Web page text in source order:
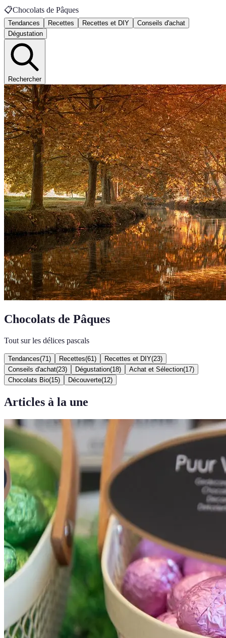
📋Chocolats de Pâques
Tendances Recettes Recettes et DIY
Conseils d'achat
Dégustation
Rechercher
Chocolats de Pâques
Tout sur les délices pascals
Tendances(71 ) Recettes(61 ) Recettes et DIY(23)
Conseils d'achat(23) Dégustation(18) Achat et Sélection(17)
Chocolats Bio(15) Découverte(12)
Articles à la une